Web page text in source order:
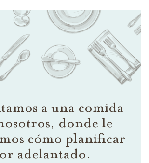
a una comida
donde le
cómo planificar
adelantado.